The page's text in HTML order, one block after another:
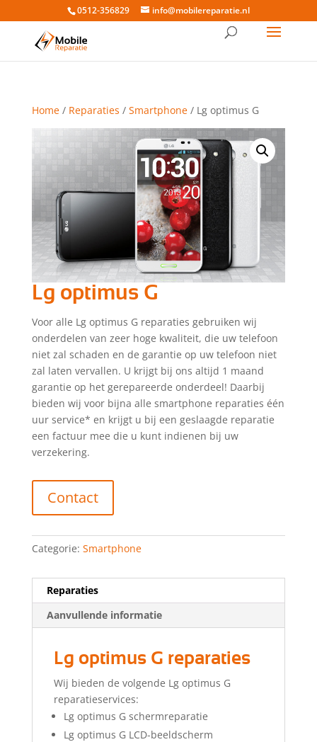
0512-356829 info@mobilereparatie.nl
Home/ Reparaties / Smartphone/ Lg optimus G
Lg optimus G
Voor alle Lg optimus G reparaties gebruiken wij
onderdelen van zeer hoge kwaliteit, die uw telefoon
niet zal schaden en de garantie op uw telefoon niet
zal laten vervallen. U krijgt bij ons altijd 1 maand
garantie op het gerepareerde onderdeel! Daarbij
bieden wij voor bijna alle smartphone reparaties één
uur service* en krijgt u bij een geslaagde reparatie
een factuur mee die u kunt indienen bij uw
verzekering.
Contact
Categorie: Smartphone
Reparaties
Aanvullende informatie
Lg optimus G reparaties
Wij bieden de volgende Lg optimus G
reparatieservices:
Lg optimus G schermreparatie
Lg optimus G LCD-beeldscherm